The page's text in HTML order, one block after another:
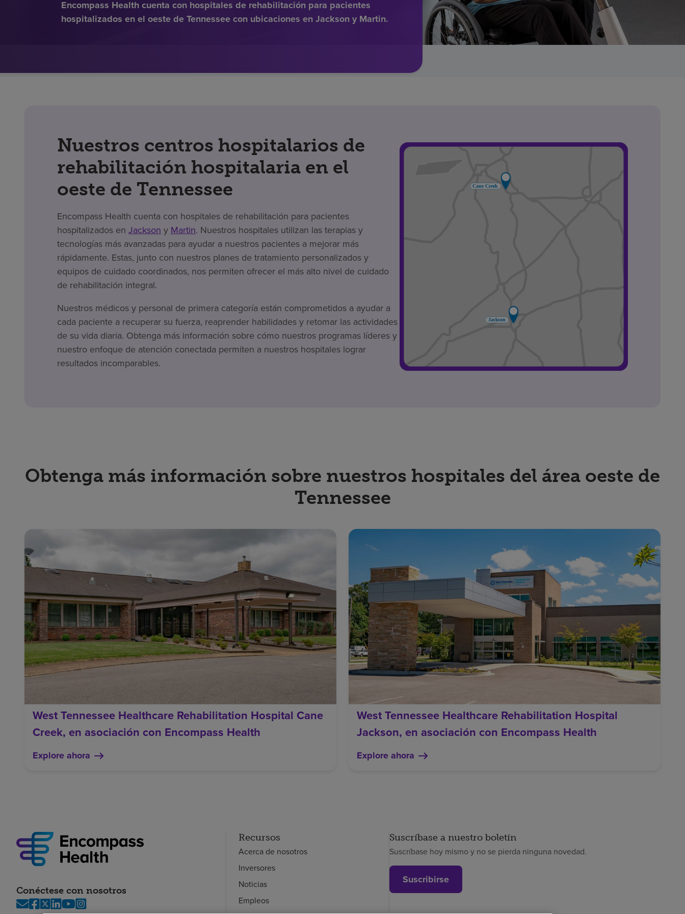
Encompass Health cuenta con hospitales de rehabilitación para pacientes
hospitalizados en el oeste de Tennessee con ubicaciones en Jackson y Martin.
Nuestros centros hospitalarios de
rehabilitación hospitalaria en el
oeste de Tennessee
Encompass Health cuenta con hospitales de rehabilitación para pacientes
hospitalizados en Jackson y Martin. Nuestros hospitales utilizan las terapias y
tecnologías más avanzadas para ayudar a nuestros pacientes a mejorar más
rápidamente. Estas, junto con nuestros planes de tratamiento personalizados y
equipos de cuidado coordinados, nos permiten ofrecer el más alto nivel de cuidado
de rehabilitación integral.
Nuestros médicos y personal de primera categoría están comprometidos a ayudar a
cada paciente a recuperar su fuerza, reaprender habilidades y retomar las actividades
de su vida diaria. Obtenga más información sobre cómo nuestros programas líderes y
nuestro enfoque de atención conectada permiten a nuestros hospitales lograr
resultados incomparables.
Obtenga más información sobre nuestros hospitales del área oeste de
Tennessee
West Tennessee Healthcare Rehabilitation Hospital Cane
Creek, en asociación con Encompass Health
Explore ahora
West Tennessee Healthcare Rehabilitation Hospital
Jackson, en asociación con Encompass Health
Explore ahora
Conéctese con nosotros
Recursos
Acerca de nosotros
Inversores
Noticias
Empleos
Suscríbase a nuestro boletín
Suscríbase hoy mismo y no se pierda ninguna novedad.
Suscribirse